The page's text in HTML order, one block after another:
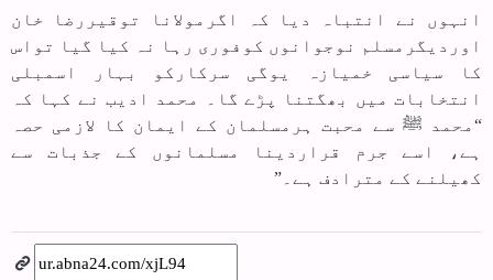
انہوں نے انتباہ دیا کہ اگرمولانا توقیررضا خان
اوردیگرمسلم نوجوانوں کوفوری رہا نہ کیا گیا تواس
کا سیاسی خمیازہ یوگی سرکارکو بہار اسمبلی
انتخابات میں بھگتنا پڑے گا۔ محمد ادیب نے کہا کہ
“محمد ﷺ سے محبت ہرمسلمان کے ایمان کا لازمی حصہ
ہے، اسے جرم قراردینا مسلمانوں کے جذبات سے
کھیلنے کے مترادف ہے۔”